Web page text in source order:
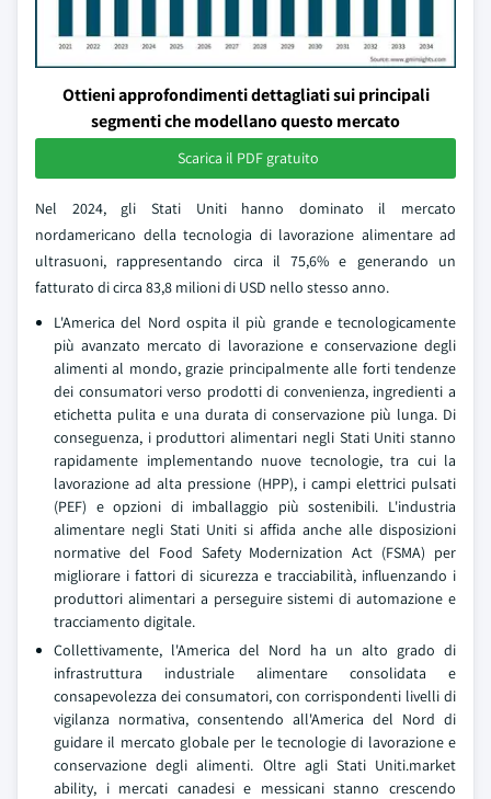
Ottieni approfondimenti dettagliati sui principali
segmenti che modellano questo mercato
Scarica il PDF gratuito
Nel 2024, gli Stati Uniti hanno dominato il mercato
nordamericano della tecnologia di lavorazione alimentare ad
ultrasuoni, rappresentando circa il 75,6% e generando un
fatturato di circa 83,8 milioni di USD nello stesso anno.
L'America del Nord ospita il più grande e tecnologicamente
più avanzato mercato di lavorazione e conservazione degli
alimenti al mondo, grazie principalmente alle forti tendenze
dei consumatori verso prodotti di convenienza, ingredienti a
etichetta pulita e una durata di conservazione più lunga. Di
conseguenza, i produttori alimentari negli Stati Uniti stanno
rapidamente implementando nuove tecnologie, tra cui la
lavorazione ad alta pressione (HPP), i campi elettrici pulsati
(PEF) e opzioni di imballaggio più sostenibili. L'industria
alimentare negli Stati Uniti si affida anche alle disposizioni
normative del Food Safety Modernization Act (FSMA) per
migliorare i fattori di sicurezza e tracciabilità, influenzando i
produttori alimentari a perseguire sistemi di automazione e
tracciamento digitale.
Collettivamente, l'America del Nord ha un alto grado di
infrastruttura industriale alimentare consolidata e
consapevolezza dei consumatori, con corrispondenti livelli di
vigilanza normativa, consentendo all'America del Nord di
guidare il mercato globale per le tecnologie di lavorazione e
conservazione degli alimenti. Oltre agli Stati Uniti.market
ability, i mercati canadesi e messicani stanno crescendo